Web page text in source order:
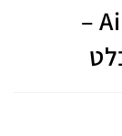
Air Jordan 1 Mid Corduroy –